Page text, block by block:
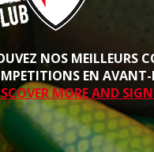
NOS MEILLEURS
EN AVANT-
MORE AND